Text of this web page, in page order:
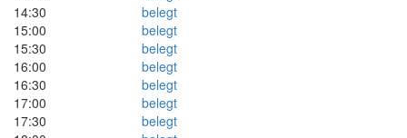
14:30
belegt
15:00
belegt
15:30
belegt
16:00
belegt
16:30
belegt
17:00
belegt
17:30
belegt